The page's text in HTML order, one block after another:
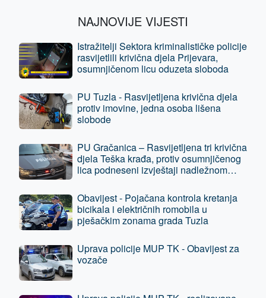
NAJNOVIJE VIJESTI
Istražitelji Sektora kriminalističke policije
rasvijetlili krivična djela Prijevara,
osumnjičenom licu oduzeta sloboda
PU Tuzla - Rasvijetljena krivična djela
protiv imovine, jedna osoba lišena
slobode
PU Gračanica – Rasvijetljena tri krivična
djela Teška krađa, protiv osumnjičenog
lica podneseni izvještaji nadležnom
Obavijest - Pojačana kontrola kretanja
bicikala i električnih romobila u
pješačkim zonama grada Tuzla
Uprava policije MUP TK - Obavijest za
vozače